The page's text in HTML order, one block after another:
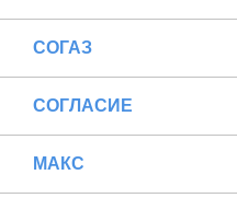
СОГАЗ
СОГЛАСИЕ
МАКС